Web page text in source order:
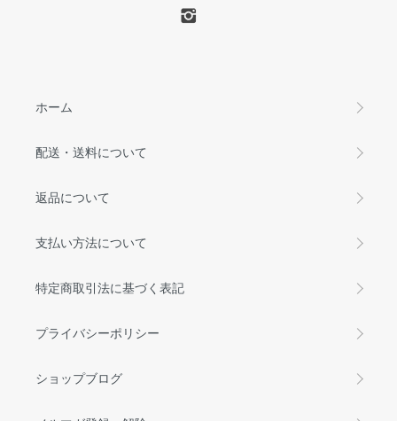
ホーム
配送・送料について
返品について
支払い方法について
特定商取引法に基づく表記
プライバシーポリシー
ショップブログ